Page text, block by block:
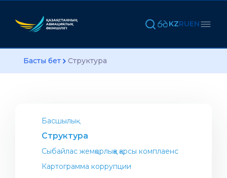
KZRUEN
Басты бет Структура
Басшылық
Структура
Сыбайлас жемқорлыққа қарсы комплаенс
Картограмма коррупции